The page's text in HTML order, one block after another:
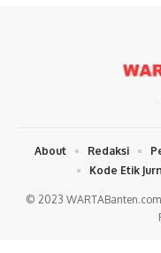
© 2023
About Redaksi
Kode Etik